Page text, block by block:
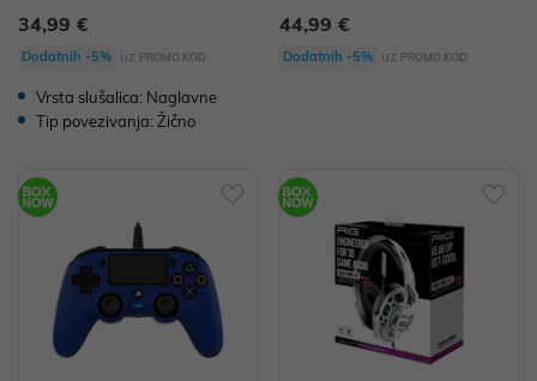
34,99 €
Dodatnih -5% uz PROMO KOD
Vrsta slušalica: Naglavne
Tip povezivanja: Žično
44,99 €
Dodatnih -5% uz PROMO KOD